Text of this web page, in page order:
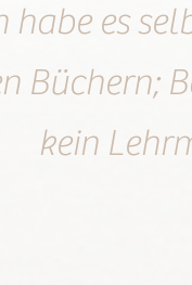
habe es
Büchern;
kein